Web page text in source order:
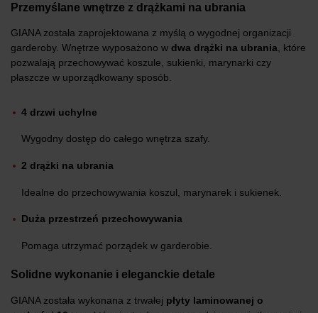
Przemyślane wnętrze z drążkami na ubrania
GIANA została zaprojektowana z myślą o wygodnej organizacji
garderoby. Wnętrze wyposażono w dwa drążki na ubrania, które
pozwalają przechowywać koszule, sukienki, marynarki czy
płaszcze w uporządkowany sposób.
4 drzwi uchylne
Wygodny dostęp do całego wnętrza szafy.
2 drążki na ubrania
Idealne do przechowywania koszul, marynarek i sukienek.
Duża przestrzeń przechowywania
Pomaga utrzymać porządek w garderobie.
Solidne wykonanie i eleganckie detale
GIANA została wykonana z trwałej płyty laminowanej o